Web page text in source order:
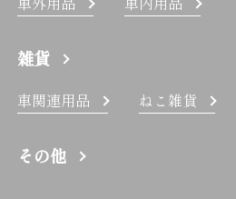
雑貨
車関連用品 ねこ雑貨
その他